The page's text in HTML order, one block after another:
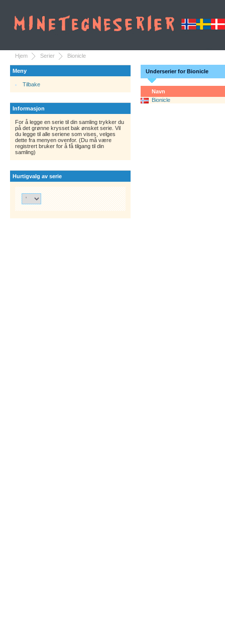
Hjem Serier Bionicle
Meny
Tilbake
Informasjon
For å legge en serie til din samling trykker du
på det grønne krysset bak ønsket serie. Vil
du legge til alle seriene som vises, velges
dette fra menyen ovenfor. (Du må være
registrert bruker for å få tilgang til din
samling)
Hurtigvalg av serie
Underserier for Bionicle
Navn
Bionicle